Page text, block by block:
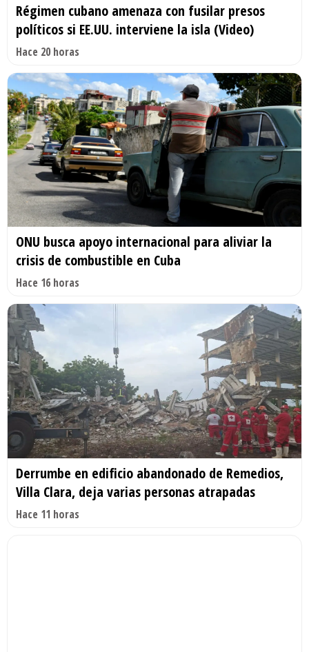
Régimen cubano amenaza con fusilar presos
políticos si EE.UU. interviene la isla (Video)
Hace 20 horas
ONU busca apoyo internacional para aliviar la
crisis de combustible en Cuba
Hace 16 horas
Derrumbe en edificio abandonado de Remedios,
Villa Clara, deja varias personas atrapadas
Hace 11 horas